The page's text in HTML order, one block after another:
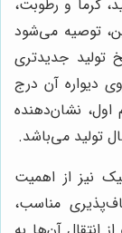
گرما و رطوبت،
توصیه می‌شود
تولید جدیدتری
دیواره آن درج
نشان‌دهنده
تولید می‌باشد.
نیز از اهمیت
مناسب،